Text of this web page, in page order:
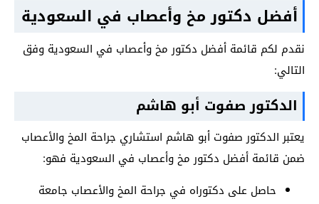
أفضل دكتور مخ وأعصاب في السعودية
نقدم لكم قائمة أفضل دكتور مخ وأعصاب في السعودية وفق
التالي:
الدكتور صفوت أبو هاشم
يعتبر الدكتور صفوت أبو هاشم استشاري جراحة المخ والأعصاب
ضمن قائمة أفضل دكتور مخ وأعصاب في السعودية فهو:
حاصل على دكتوراه في جراحة المخ والأعصاب جامعة